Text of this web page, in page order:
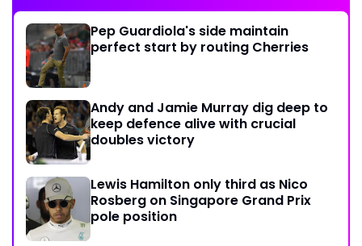
Pep Guardiola's side maintain
perfect start by routing Cherries
Andy and Jamie Murray dig deep to
keep defence alive with crucial
doubles victory
Lewis Hamilton only third as Nico
Rosberg on Singapore Grand Prix
pole position